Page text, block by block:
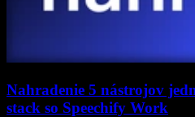
Nahradenie 5 nástrojov
stack so Speechify Work